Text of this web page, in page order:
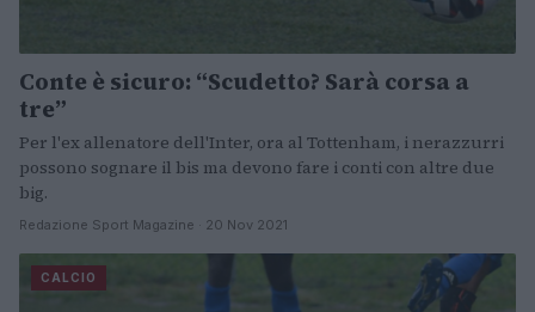
Conte è sicuro: “Scudetto? Sarà corsa a
tre”
Per l'ex allenatore dell'Inter, ora al Tottenham, i nerazzurri
possono sognare il bis ma devono fare i conti con altre due
big.
Redazione Sport Magazine · 20 Nov 2021
CALCIO